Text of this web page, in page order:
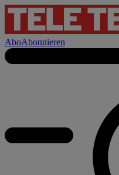
AboAbonnieren